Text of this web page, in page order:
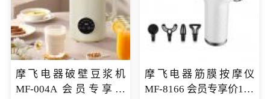
摩飞电器破壁豆浆机
MF-004A 会员专享价
摩飞电器筋膜按摩仪
MF-8166 会员专享价168